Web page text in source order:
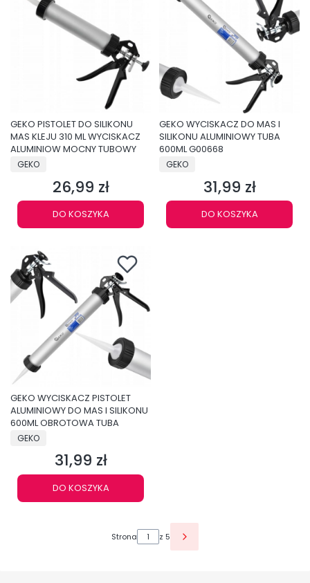
GEKO PISTOLET DO SILIKONU
MAS KLEJU 310 ML WYCISKACZ
ALUMINIOW MOCNY TUBOWY
PRODUCENT
GEKO
Cena
26,99 zł
DO KOSZYKA
GEKO WYCISKACZ DO MAS I
SILIKONU ALUMINIOWY TUBA
600ML G00668
PRODUCENT
GEKO
Cena
31,99 zł
DO KOSZYKA
GEKO WYCISKACZ PISTOLET
ALUMINIOWY DO MAS I SILIKONU
600ML OBROTOWA TUBA
PRODUCENT
GEKO
Cena
31,99 zł
DO KOSZYKA
Strona z 5